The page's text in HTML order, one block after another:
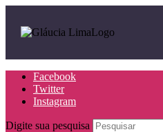
Facebook
Twitter
Instagram
Digite sua pesquisa